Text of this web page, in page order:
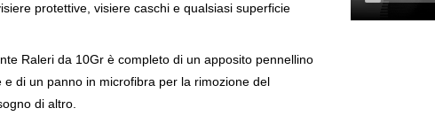
protettive, visiere caschi e qualsiasi superficie
Raleri da 10Gr è completo di un apposito pennellino
di un panno in microfibra per la rimozione del
di altro.